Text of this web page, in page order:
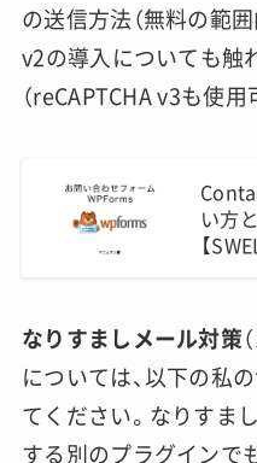
の送信方法（無料の範
v2の導入についても触
（reCAPTCHA v3も使用
い方
【
なりすましメール対策
については、以下の私
てください。なりすま
する別のプラグインで